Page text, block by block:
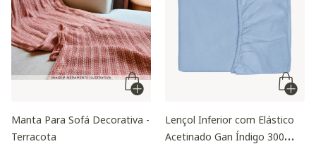
Manta Para Sofá Decorativa -
Terracota
Lençol Inferior com Elástico
Acetinado Gan Índigo 300